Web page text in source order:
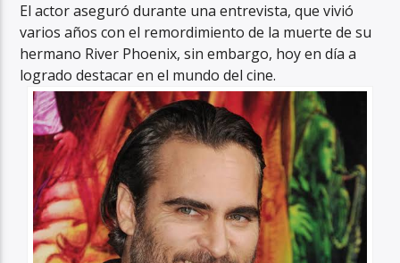
El actor aseguró durante una entrevista, que vivió
varios años con el remordimiento de la muerte de su
hermano River Phoenix, sin embargo, hoy en día a
logrado destacar en el mundo del cine.